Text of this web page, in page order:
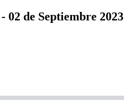
02 de Septiembre 2023